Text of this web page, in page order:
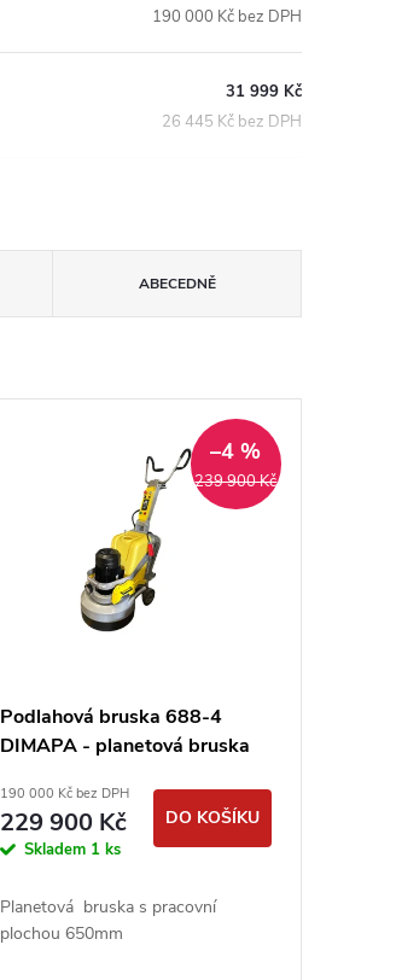
190 000 Kč bez DPH
31 999 Kč
26 445 Kč bez DPH
ABECEDNĚ
239 900 Kč
–4 %
Podlahová bruska 688-4
DIMAPA - planetová bruska
190 000 Kč bez DPH
229 900 Kč
Skladem 1 ks
DO KOŠÍKU
Planetová bruska s pracovní
plochou 650mm